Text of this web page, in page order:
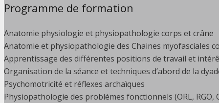
Programme de formation
Anatomie physiologie et physiopathologie corps et crâne
Anatomie et physiopathologie des Chaines myofasciales
Apprentissage des différentes positions de travail et
Organisation de la séance et techniques d’abord de la
Psychomotricité et réflexes archaïques
Physiopathologie des problèmes fonctionnels (ORL,